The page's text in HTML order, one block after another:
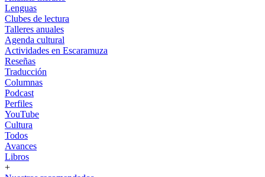
Lenguas
Clubes de lectura
Talleres anuales
Agenda cultural
Actividades en Escaramuza
Reseñas
Traducción
Columnas
Podcast
Perfiles
YouTube
Cultura
Todos
Avances
Libros
+